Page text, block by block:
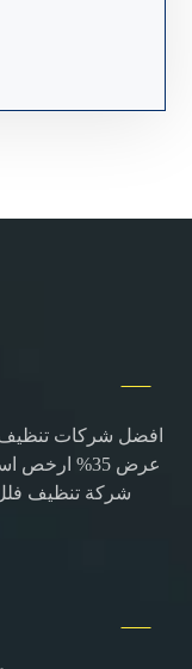
افضل شركات تنظيف
عرض 35%
شركة تنظيف